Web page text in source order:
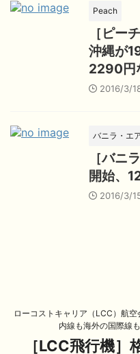
Peach
［ピー
沖縄が
2290円
2016/3/
バニラ・エ
［バニ
開始、
2016/3/
ローコストキャリア（LCC）航
内線も海外の国際線
［LCC飛行機］